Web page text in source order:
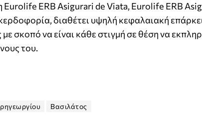
Eurolife ERB Asigurari de Viata, Eurolife ERB
διαθέτει υψηλή κεφαλαιακή
σκοπό να είναι κάθε στιγμή σε θέση να
του.
Βασιλάτος